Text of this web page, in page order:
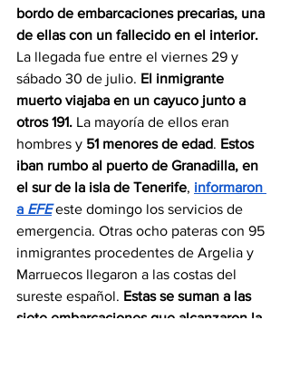
bordo de embarcaciones precarias, una
de ellas con un fallecido en el interior.
La llegada fue entre el viernes 29 y
sábado 30 de julio. El inmigrante
muerto viajaba en un cayuco junto a
otros 191. La mayoría de ellos eran
hombres y 51 menores de edad. Estos
iban rumbo al puerto de Granadilla, en
el sur de la isla de Tenerife, informaron
a EFE este domingo los servicios de
emergencia. Otras ocho pateras con 95
inmigrantes procedentes de Argelia y
Marruecos llegaron a las costas del
sureste español. Estas se suman a las
siete embarcaciones que alcanzaron la